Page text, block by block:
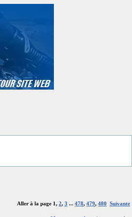
Aller à la page 1, 2, 3 ... 478, 479, 480 Suivante